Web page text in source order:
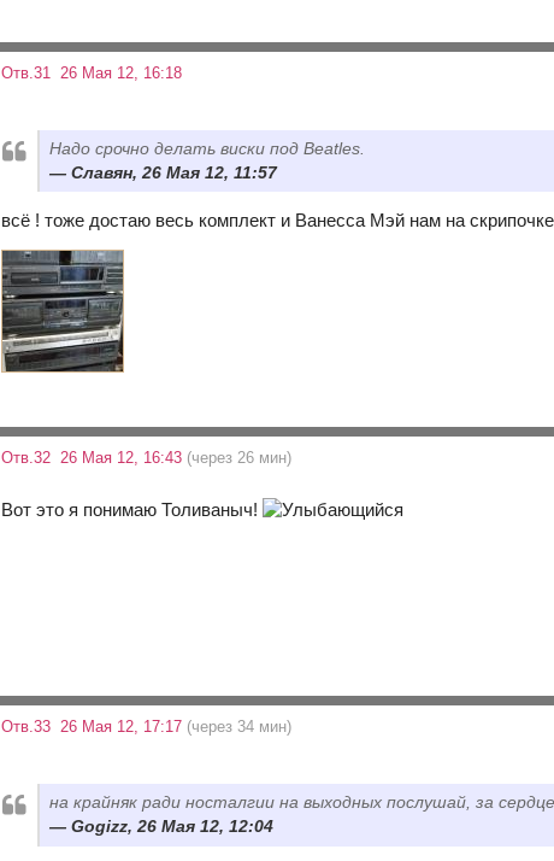
Отв.31 26 Мая 12, 16:18
Надо срочно делать виски под Beatles.
Славян, 26 Мая 12, 11:57
всё ! тоже достаю весь комплект и Ванесса Мэй нам на
Отв.32 26 Мая 12, 16:43 (через 26 мин)
Вот это я понимаю Толиваныч!
Отв.33 26 Мая 12, 17:17 (через 34 мин)
на крайняк ради носталгии на выходных послушай, за
Gogizz, 26 Мая 12, 12:04